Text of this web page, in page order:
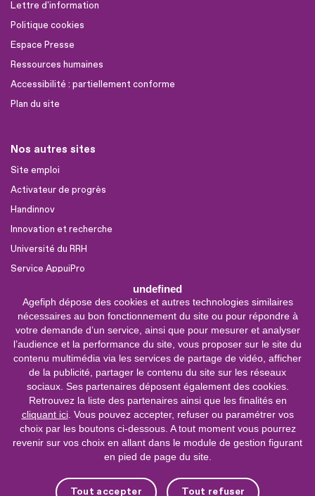
undefined
Agefiph dépose des cookies et autres technologies similaires
nécessaires au bon fonctionnement du site ou pour répondre à
votre demande d’un service, ainsi que pour mesurer et analyser
l’audience et la performance du site, vous proposer sur le site du
contenu multimédia via les services de partage de vidéo, afficher
de la publicité, partager le contenu du site sur les réseaux
sociaux. Ses partenaires déposent également des cookies.
Retrouvez la liste des partenaires ainsi que les finalités en
cliquant ici. Vous pouvez accepter, refuser ou paramétrer vos
choix par les boutons ci-dessous. A tout moment vous pourrez
revenir sur vos choix en allant dans le module de gestion figurant
en pied de page du site.
Tout accepter Tout refuser
Lettre d'information
Politique cookies
Espace Presse
Ressources humaines
Accessibilité : partiellement conforme
Plan du site
Nos autres sites
Site emploi
Activateur de progrès
Handinnov
Innovation et recherche
Université du RRH
Service AppuiPro
Nous suivre
Youtube
Linkedin
Facebook
0 800 11 10 09
Service &
appel gratuits
Nous contacter